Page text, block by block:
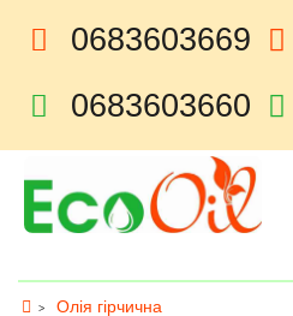
0683603669
0683603660
Олія гірчична